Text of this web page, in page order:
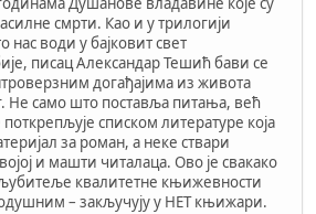
смрти. Као и у трилогији
нас води у бајковит свет
писац Александар Тешић бави се
догађајима из живота
Не само што поставља питања, већ
поткрепљује списком литературе која
за роман, а неке ствари
и машти читалаца. Ово је свакако
љубитеље квалитетне књижевности
– закључују у НЕТ књижари.